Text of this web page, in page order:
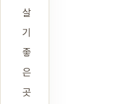
살
기
좋
은
곳